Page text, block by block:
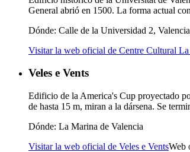
General abrió en 1500. La forma actual
Dónde: Calle de la Universidad 2, Valencia
Visitar la web oficial de Centre Cultural
Veles e Vents
Edificio de la America's Cup proyectado
de hasta 15 m, miran a la dársena. Se
Dónde: La Marina de Valencia
Visitar la web oficial de Veles e VentsWeb